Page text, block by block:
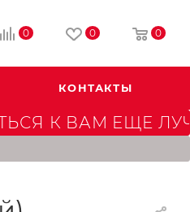
0 0 0
КОНТАКТЫ
К ВАМ ЕЩЕ